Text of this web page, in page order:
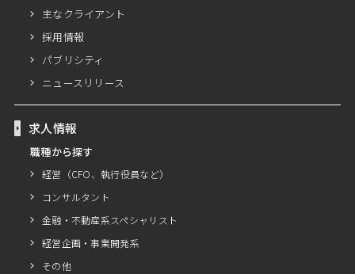
主なクライアント
採用情報
パブリシティ
ニュースリリース
求人情報
職種から探す
経営（CFO、執行役員など）
コンサルタント
金融・不動産系スペシャリスト
経営企画・事業開発系
その他